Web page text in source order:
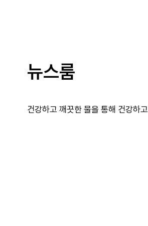
뉴스룸
건강하고 깨끗한 물을 통해 건강하